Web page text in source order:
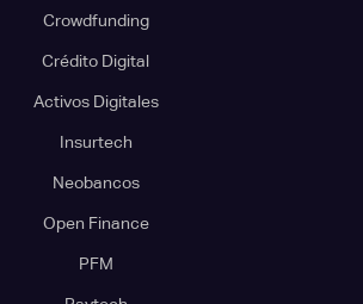
Crowdfunding
Crédito Digital
Activos Digitales
Insurtech
Neobancos
Open Finance
PFM